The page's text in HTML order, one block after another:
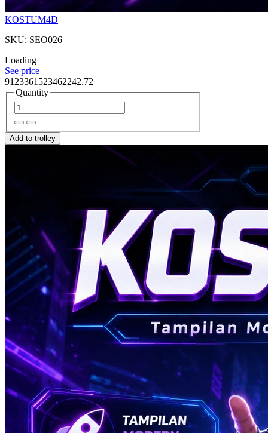
KOSTUM4D
SKU: SEO026
Loading
See price
9123361523462242.72
Quantity
Add to trolley